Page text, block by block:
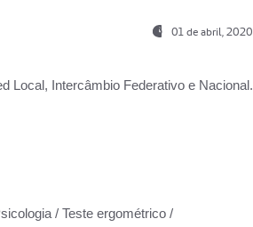
01 de abril, 2020
Local, Intercâmbio Federativo e Nacional.
/ Teste ergométrico /